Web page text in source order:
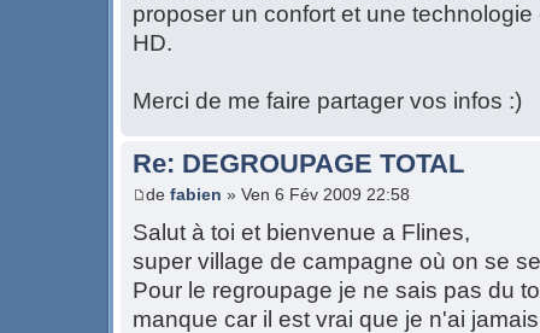
proposer un confort et une
HD.
Merci de me faire partager vos infos :)
Re: DEGROUPAGE TOTAL
de fabien » Ven 6 Fév 2009 22:58
Salut à toi et bienvenue a Flines,
super village de campagne où on se
Pour le regroupage je ne sais pas du
manque car il est vrai que je n'ai